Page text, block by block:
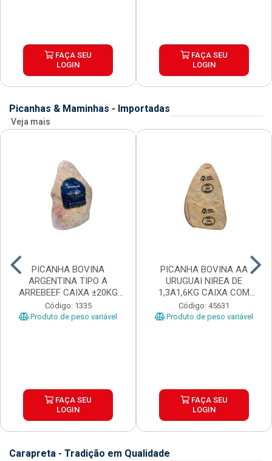
FAÇA SEU
LOGIN
FAÇA SEU
LOGIN
Picanhas & Maminhas - Importadas
Veja mais
PICANHA BOVINA
ARGENTINA TIPO A
ARREBEEF CAIXA ±20KG
PEÇAS 1...
Código: 1335
Produto de peso variável
FAÇA SEU
LOGIN
PICANHA BOVINA AA
URUGUAI NIREA DE
1,3A1,6KG CAIXA COM
±15KG
Código: 45631
Produto de peso variável
FAÇA SEU
LOGIN
Carapreta - Tradição em Qualidade